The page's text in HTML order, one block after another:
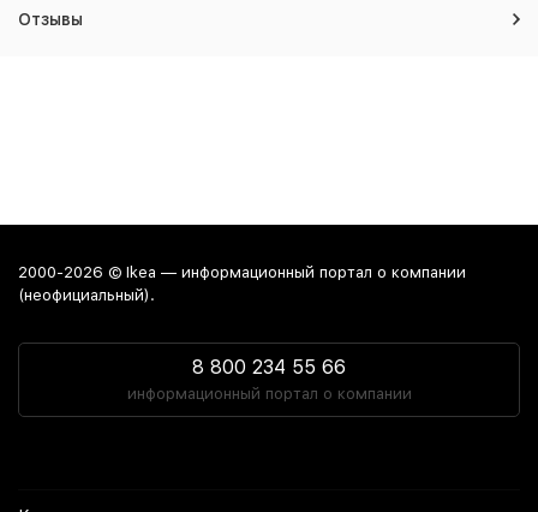
Отзывы
2000-2026 © Ikea — информационный портал о компании
(неофициальный).
8 800 234 55 66
информационный портал о компании